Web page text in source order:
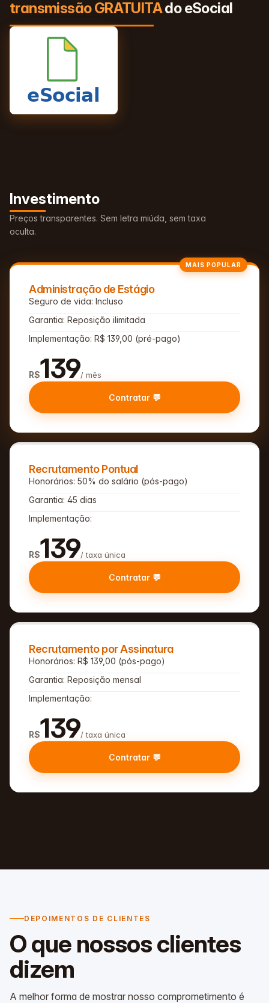
transmissão GRATUITAdo eSocial
Investimento
Preços transparentes. Sem letra miúda, sem taxa
oculta.
MAIS POPULAR
Administração de Estágio
Seguro de vida: Incluso
Garantia: Reposição ilimitada
Implementação: R$ 139,00 (pré-pago)
R$139/ mês
Contratar 💬
Recrutamento Pontual
Honorários: 50% do salário (pós-pago)
Garantia: 45 dias
Implementação:
R$139/ taxa única
Contratar 💬
Recrutamento por Assinatura
Honorários: R$ 139,00 (pós-pago)
Garantia: Reposição mensal
Implementação:
R$139/ taxa única
Contratar 💬
DEPOIMENTOS DE CLIENTES
O que nossosclientes
dizem
A melhor forma de mostrar nosso comprometimento é